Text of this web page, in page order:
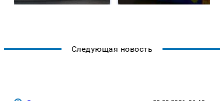
Следующая новость